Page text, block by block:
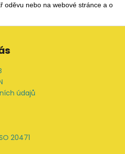
oděvu nebo na webové stránce a
údajů
20471